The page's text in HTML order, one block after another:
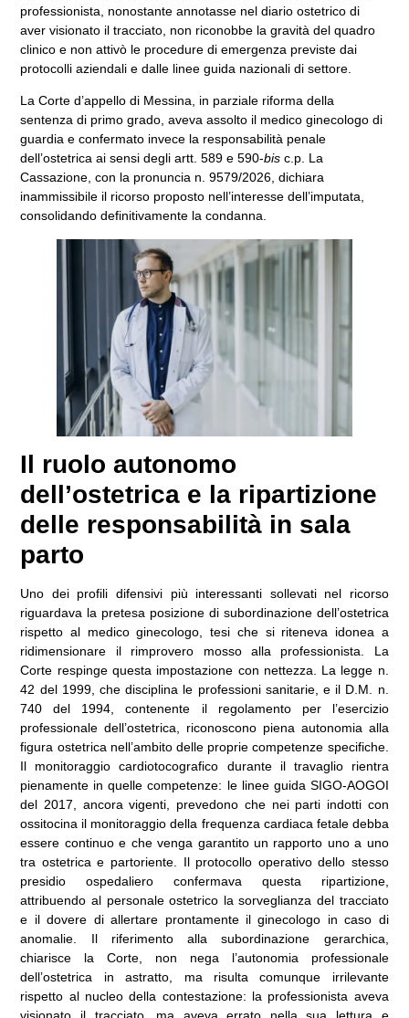
professionista, nonostante annotasse nel diario ostetrico di
aver visionato il tracciato, non riconobbe la gravità del quadro
clinico e non attivò le procedure di emergenza previste dai
protocolli aziendali e dalle linee guida nazionali di settore.
La Corte d’appello di Messina, in parziale riforma della
sentenza di primo grado, aveva assolto il medico ginecologo di
guardia e confermato invece la responsabilità penale
dell’ostetrica ai sensi degli artt. 589 e 590-bis c.p. La
Cassazione, con la pronuncia n. 9579/2026, dichiara
inammissibile il ricorso proposto nell’interesse dell’imputata,
consolidando definitivamente la condanna.
Il ruolo autonomo
dell’ostetrica e la ripartizione
delle responsabilità in sala
parto
Uno dei profili difensivi più interessanti sollevati nel ricorso
riguardava la pretesa posizione di subordinazione dell’ostetrica
rispetto al medico ginecologo, tesi che si riteneva idonea a
ridimensionare il rimprovero mosso alla professionista. La
Corte respinge questa impostazione con nettezza. La legge n.
42 del 1999, che disciplina le professioni sanitarie, e il D.M. n.
740 del 1994, contenente il regolamento per l’esercizio
professionale dell’ostetrica, riconoscono piena autonomia alla
figura ostetrica nell’ambito delle proprie competenze specifiche.
Il monitoraggio cardiotocografico durante il travaglio rientra
pienamente in quelle competenze: le linee guida SIGO-AOGOI
del 2017, ancora vigenti, prevedono che nei parti indotti con
ossitocina il monitoraggio della frequenza cardiaca fetale debba
essere continuo e che venga garantito un rapporto uno a uno
tra ostetrica e partoriente. Il protocollo operativo dello stesso
presidio ospedaliero confermava questa ripartizione,
attribuendo al personale ostetrico la sorveglianza del tracciato
e il dovere di allertare prontamente il ginecologo in caso di
anomalie. Il riferimento alla subordinazione gerarchica,
chiarisce la Corte, non nega l’autonomia professionale
dell’ostetrica in astratto, ma risulta comunque irrilevante
rispetto al nucleo della contestazione: la professionista aveva
visionato il tracciato, ma aveva errato nella sua lettura e